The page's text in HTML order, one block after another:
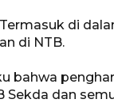
di
di NTB.
bahwa
Sekda dan